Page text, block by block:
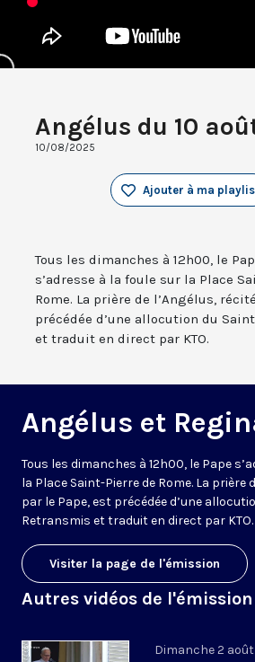
Angélus du 10
10/08/2025
Ajouter à ma
Tous les dimanches à 12h00, le
s’adresse à la foule sur la Place
Rome. La prière de l’Angélus,
précédée d’une allocution du
et traduit en direct par KTO.
Angélus et
Tous les dimanches à 12h00, le Pape
la Place Saint-Pierre de Rome. La prière
par le Pape, est précédée d’une
Retransmis et traduit en direct par KTO.
Visiter la page de l'émission
Autres vidéos de l'émission
Dimanche 2